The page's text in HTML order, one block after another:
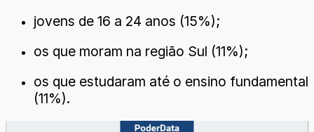
jovens de 16 a 24 anos (15%);
os que moram na região Sul (11%);
os que estudaram até o ensino fundamental
(11%).